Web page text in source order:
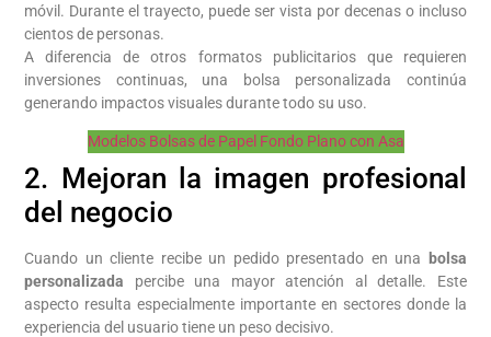
móvil. Durante el trayecto, puede ser vista por decenas o incluso
cientos de personas.
A diferencia de otros formatos publicitarios que requieren
inversiones continuas, una bolsa personalizada continúa
generando impactos visuales durante todo su uso.
Modelos Bolsas de Papel Fondo Plano con Asa
2. Mejoran la imagen profesional
del negocio
Cuando un cliente recibe un pedido presentado en una
bolsa
personalizada percibe una mayor atención al detalle. Este
aspecto resulta especialmente importante en sectores donde la
experiencia del usuario tiene un peso decisivo.